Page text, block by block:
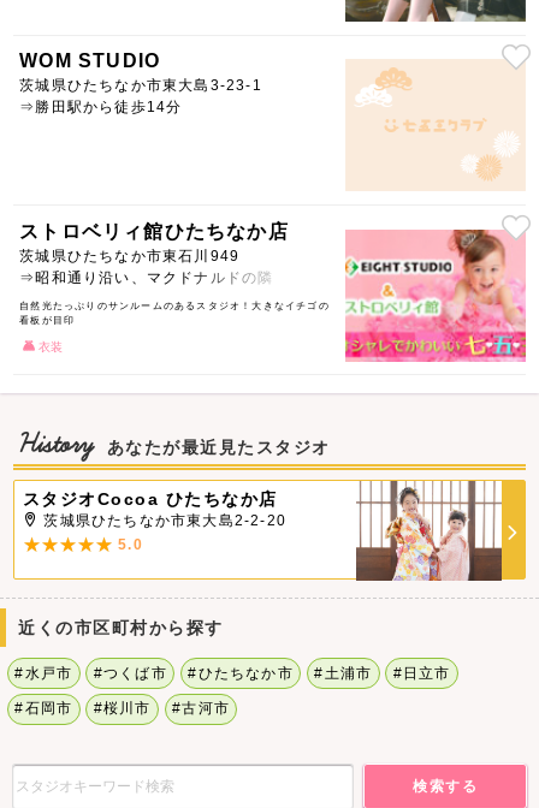
WOM STUDIO
茨城県ひたちなか市東大島3-23-1
⇒勝田駅から徒歩14分
ストロベリィ館ひたちなか店
茨城県ひたちなか市東石川949
⇒昭和通り沿い、マクドナルドの隣
自然光たっぷりのサンルームのあるスタジオ！大きなイチゴの
看板が目印
衣装
History あなたが最近見たスタジオ
スタジオCocoa ひたちなか店
茨城県ひたちなか市東大島2-2-20
5.0
近くの市区町村から探す
#水戸市 #つくば市 #ひたちなか市 #土浦市 #日立市
#石岡市 #桜川市 #古河市
検索する